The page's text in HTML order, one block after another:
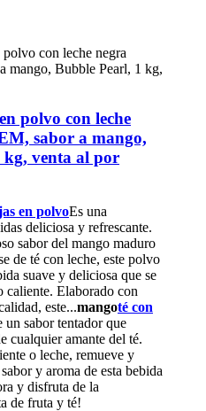
polvo con leche
sabor a mango,
kg, venta al por
en polvoEs una
deliciosa y refrescante.
sabor del mango maduro
de té con leche, este polvo
suave y deliciosa que se
caliente. Elaborado con
este...mangoté con
un sabor tentador que
cualquier amante del té.
o leche, remueve y
y aroma de esta bebida
y disfruta de la
de fruta y té!